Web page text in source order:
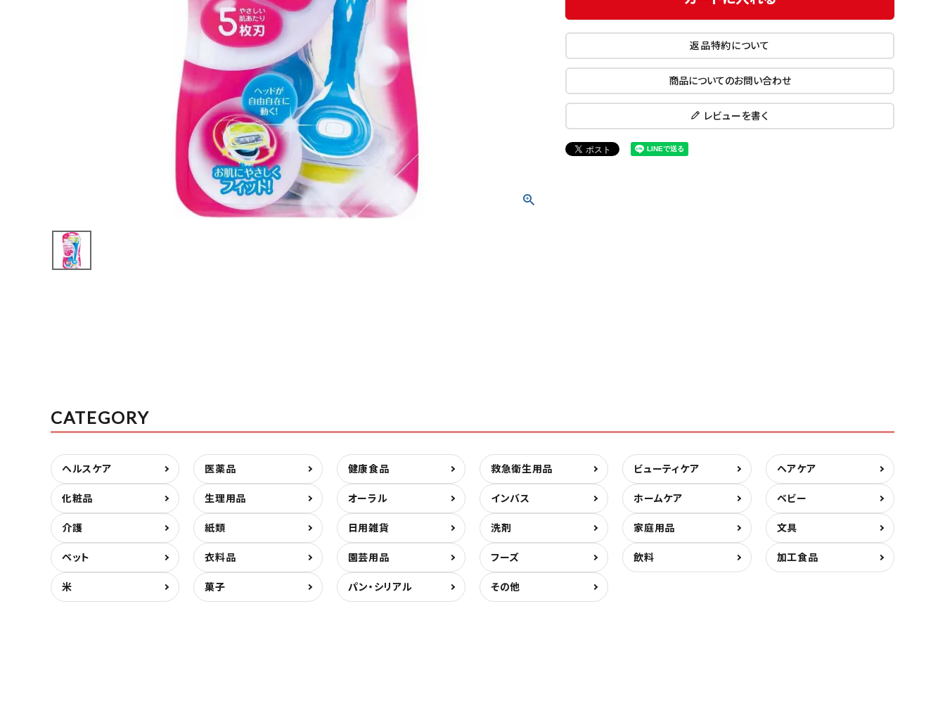
返品特約について
商品についてのお問い合わせ
レビューを書く
CATEGORY
ヘルスケア 医薬品 健康食品 救急衛生用品 ビューティケア ヘアケア
化粧品 生理用品 オーラル インバス ホームケア ベビー
介護 紙類 日用雑貨 洗剤 家庭用品 文具
ペット 衣料品 園芸用品 フーズ 飲料 加工食品
米 菓子 パン・シリアル その他